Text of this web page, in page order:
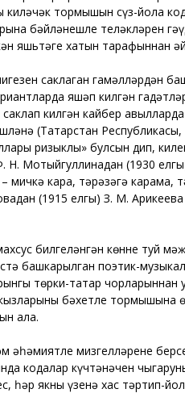
киләчәк тормышын сүз-йола
бәйләнешле теләкләрен
яшьтәге хатын тарафыннан
саклаган гамәлләрдән
яшәп килгән
килгән кайбер
(Татарстан
ризыклы» булсын дип,
Мотыйгуллинадан (1930
– мичкә кара, тәрәзәгә
(1915 елгы) З. М. Арикеева
билгеләнгән көнне туй
башкарылган поэтик-
төрки-татар чорларыннан
бәхетле тормышына
ала.
әһәмиятле мизгелләренең
кодалар күчтәнәчен
якның үзенә хас тәртип-